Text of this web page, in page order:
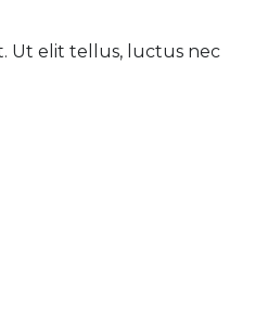
Ut elit tellus, luctus nec